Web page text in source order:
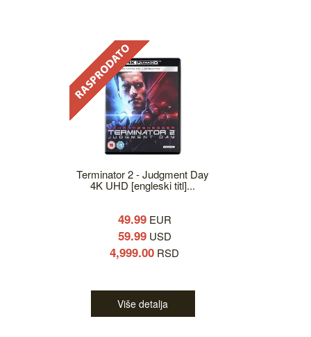
Terminator 2 - Judgment Day
4K UHD [engleski titl]...
49.99EUR
59.99USD
4,999.00 RSD
Više detalja